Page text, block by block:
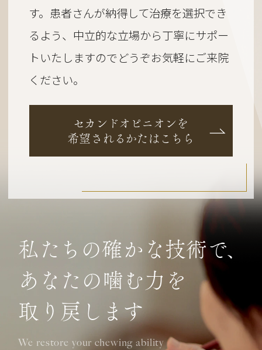
す。 患者さんが納得して治療を選択でき
るよう、 中立的な立場から丁寧にサポー
トいたしますのでどうぞお気軽にご来院
ください。
セカンドオピニオンを
希望されるかたはこちら
私たちの確かな技術で、
あなたの噛む力を
取り戻します
We restore your chewing ability